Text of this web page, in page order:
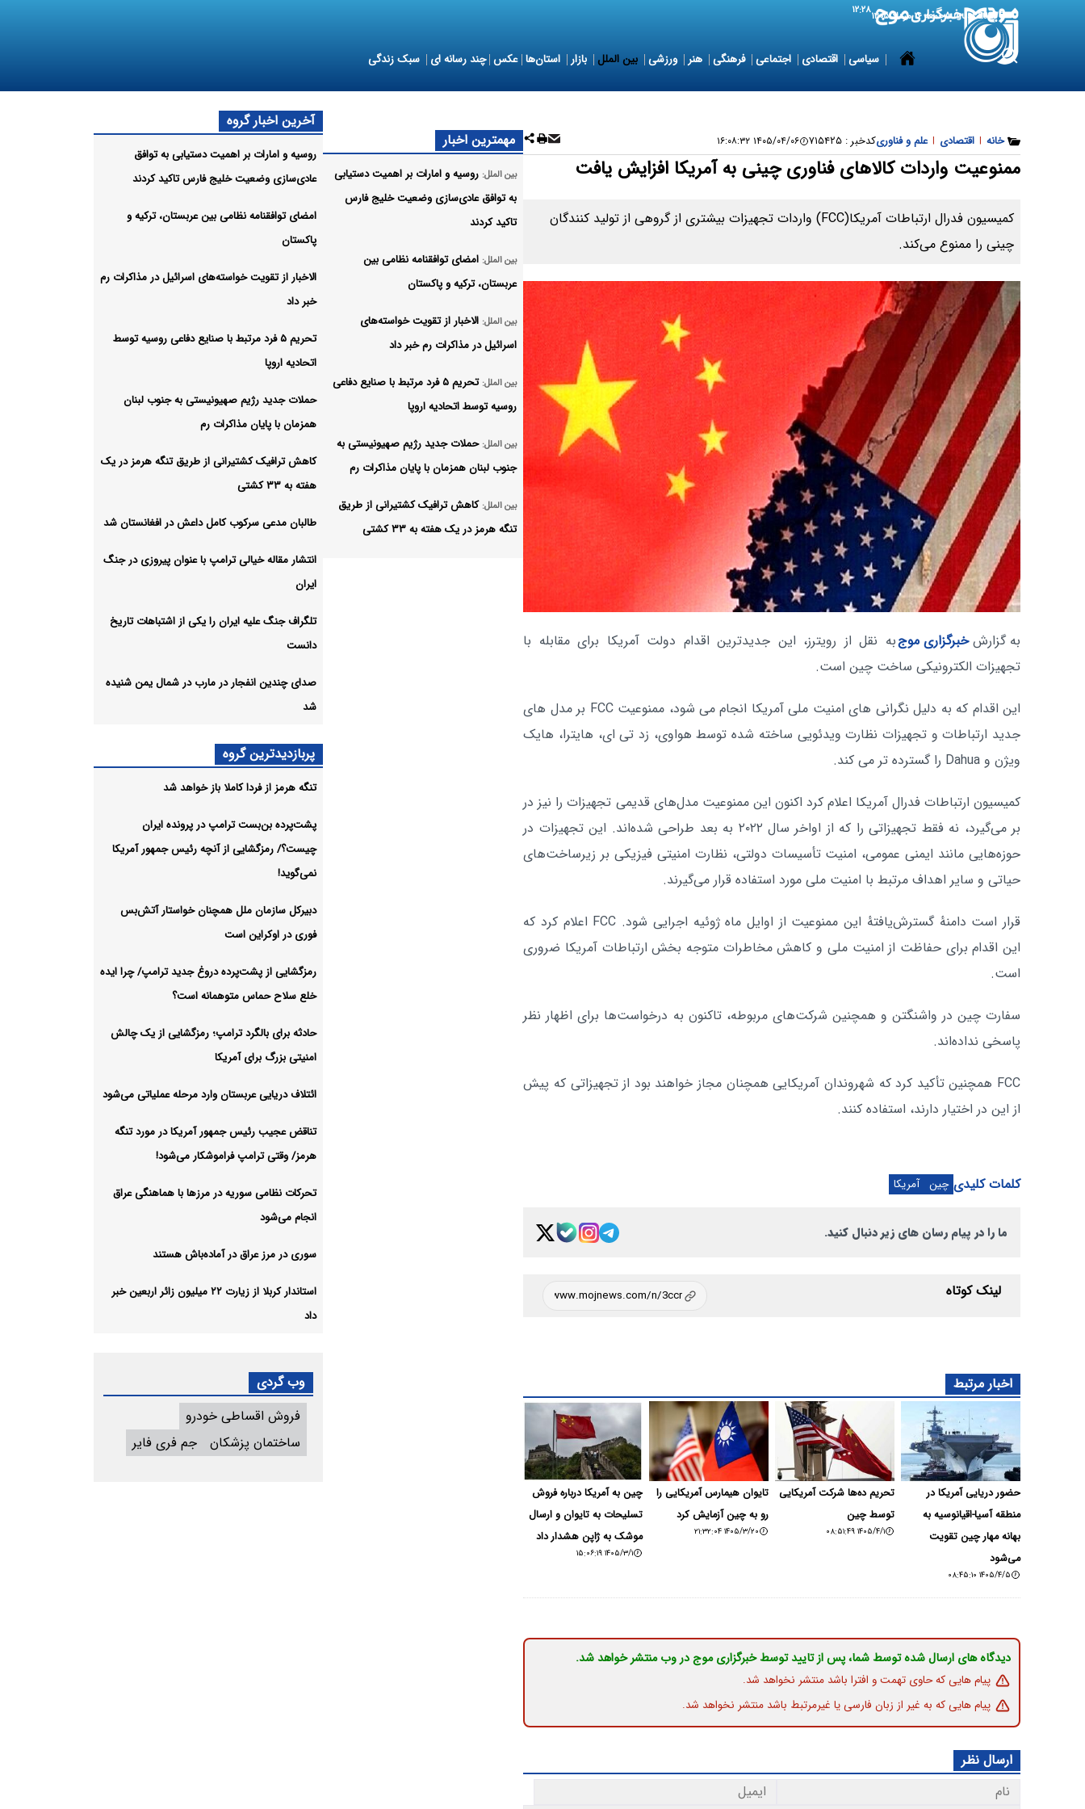
7 August 2026 جمعه ۱۶ مرداد ۱۴۰۵ ۱۲:۲۸
سیاسی اقتصادی اجتماعی فرهنگی هنر ورزشی بین الملل بازار استان‌ها عکس چند رسانه ای سبک زندگی
خانه | اقتصادی | علم و فناوریکدخبر : ۷۱۵۴۲۵ ۱۴۰۵/۰۴/۰۶ ۱۶:۰۸:۳۲
ممنوعیت واردات کالاهای فناوری چینی به آمریکا افزایش یافت
کمیسیون فدرال ارتباطات آمریکا(FCC) واردات تجهیزات بیشتری از گروهی از تولید کنندگان
چینی را ممنوع می‌کند.
به گزارشخبرگزاری موجبه نقل از رویترز، این جدیدترین اقدام دولت آمریکا برای مقابله با
تجهیزات الکترونیکی ساخت چین است.
این اقدام که به دلیل نگرانی های امنیت ملی آمریکا انجام می شود، ممنوعیت FCC بر مدل های
جدید ارتباطات و تجهیزات نظارت ویدئویی ساخته شده توسط هواوی، زد تی ای، هایترا، هایک
ویژن و Dahua را گسترده تر می کند.
کمیسیون ارتباطات فدرال آمریکا اعلام کرد اکنون این ممنوعیت مدل‌های قدیمی تجهیزات را نیز در
بر می‌گیرد، نه فقط تجهیزاتی را که از اواخر سال ۲۰۲۲ به بعد طراحی شده‌اند. این تجهیزات در
حوزه‌هایی مانند ایمنی عمومی، امنیت تأسیسات دولتی، نظارت امنیتی فیزیکی بر زیرساخت‌های
حیاتی و سایر اهداف مرتبط با امنیت ملی مورد استفاده قرار می‌گیرند.
قرار است دامنهٔ گسترش‌یافتهٔ این ممنوعیت از اوایل ماه ژوئیه اجرایی شود. FCC اعلام کرد که
این اقدام برای حفاظت از امنیت ملی و کاهش مخاطرات متوجه بخش ارتباطات آمریکا ضروری
است.
سفارت چین در واشنگتن و همچنین شرکت‌های مربوطه، تاکنون به درخواست‌ها برای اظهار نظر
پاسخی نداده‌اند.
FCC همچنین تأکید کرد که شهروندان آمریکایی همچنان مجاز خواهند بود از تجهیزاتی که پیش
از این در اختیار دارند، استفاده کنند.
کلمات کلیدی چین آمریکا
ما را در پیام رسان های زیر دنبال کنید.
لینک کوتاه
اخبار مرتبط
حضور دریایی آمریکا در
منطقه آسیا-اقیانوسیه به
بهانه مهار چین تقویت
می‌شود
۱۴۰۵/۴/۵ ۰۸:۴۵:۱۰
تحریم ده‌ها شرکت آمریکایی
توسط چین
۱۴۰۵/۴/۱ ۰۸:۵۱:۴۹
تایوان هیمارس آمریکایی را
رو به چین آزمایش کرد
۱۴۰۵/۳/۲۰ ۲۱:۳۲:۰۴
چین به آمریکا درباره فروش
تسلیحات به تایوان و ارسال
موشک‌ به ژاپن هشدار داد
۱۴۰۵/۳/۱ ۱۵:۰۶:۱۹
دیدگاه های ارسال شده توسط شما، پس از تایید توسط خبرگزاری موج در وب منتشر خواهد شد.
پیام هایی که حاوی تهمت و افترا باشد منتشر نخواهد شد.
پیام هایی که به غیر از زبان فارسی یا غیرمرتبط باشد منتشر نخواهد شد.
ارسال نظر
مهمترین اخبار
بین الملل: روسیه و امارات بر اهمیت دستیابی
به توافق عادی‌سازی وضعیت خلیج‌ فارس
تاکید کردند
بین الملل: امضای توافقنامه نظامی بین
عربستان، ترکیه و پاکستان
بین الملل: الاخبار از تقویت خواسته‌های
اسرائیل در مذاکرات رم خبر داد
بین الملل:
تحریم ۵ فرد مرتبط با صنایع دفاعی
روسیه توسط اتحادیه اروپا
بین الملل: حملات جدید رژیم صهیونیستی به
جنوب لبنان همزمان با پایان مذاکرات رم
بین الملل: کاهش ترافیک کشتیرانی از طریق
تنگه هرمز در یک هفته به ۳۳ کشتی
آخرین اخبار گروه
روسیه و امارات بر اهمیت دستیابی به توافق
عادی‌سازی وضعیت خلیج‌ فارس تاکید کردند
امضای توافقنامه نظامی بین عربستان، ترکیه و
پاکستان
الاخبار از تقویت خواسته‌های اسرائیل در مذاکرات رم
خبر داد
تحریم ۵ فرد مرتبط با صنایع دفاعی روسیه توسط
اتحادیه اروپا
حملات جدید رژیم صهیونیستی به جنوب لبنان
همزمان با پایان مذاکرات رم
کاهش ترافیک کشتیرانی از طریق تنگه هرمز در یک
هفته به ۳۳ کشتی
طالبان مدعی سرکوب کامل داعش در افغانستان شد
انتشار مقاله خیالی ترامپ با عنوان پیروزی در جنگ
ایران
تلگراف جنگ علیه ایران را یکی از اشتباهات تاریخ
دانست
صدای چندین انفجار در مارب در شمال یمن شنیده
شد
پربازدیدترین گروه
تنگه هرمز از فردا کاملا باز خواهد شد
پشت‌پرده بن‌بست ترامپ در پرونده ایران
چیست؟/ رمزگشایی از آنچه رئیس جمهور آمریکا
نمی‌گوید!
دبیرکل سازمان ملل همچنان خواستار آتش‌بس
فوری در اوکراین است
رمزگشایی از پشت‌پرده دروغ جدید ترامپ/ چرا ایده
خلع سلاح حماس متوهمانه است؟
حادثه برای بالگرد ترامپ؛ رمزگشایی از یک چالش
امنیتی بزرگ برای آمریکا
ائتلاف دریایی عربستان وارد مرحله عملیاتی می‌شود
تناقض عجیب رئیس جمهور آمریکا در مورد تنگه
هرمز/ وقتی ترامپ فراموشکار می‌شود!
تحرکات نظامی سوریه در مرزها با هماهنگی عراق
انجام می‌شود
سوری در مرز عراق در آماده‌باش هستند
استاندار کربلا از زیارت ۲۲ میلیون زائر اربعین خبر
داد
وب گردی
فروش اقساطی خودرو
ساختمان پزشکان
جم فری فایر